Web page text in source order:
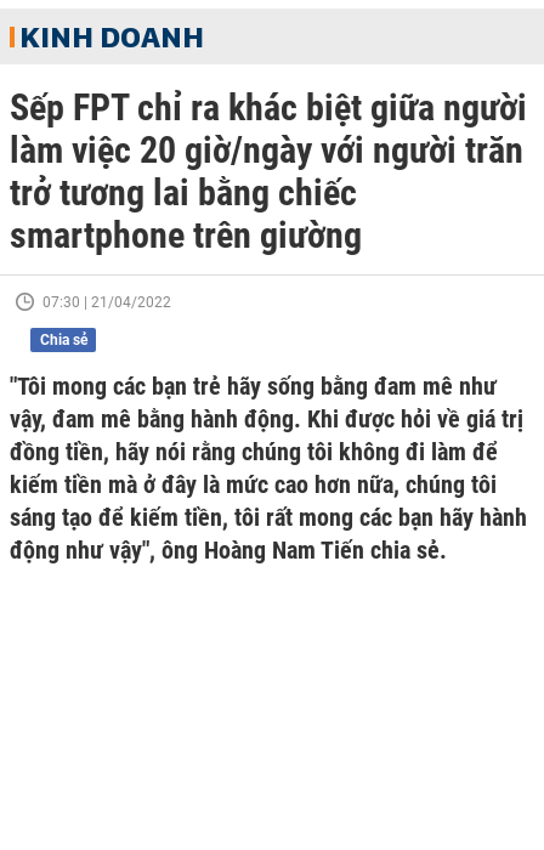
KINH DOANH
Sếp FPT chỉ ra khác biệt giữa người
làm việc 20 giờ/ngày với người trăn
trở tương lai bằng chiếc
smartphone trên giường
07:30 | 21/04/2022
Chia sẻ
"Tôi mong các bạn trẻ hãy sống bằng đam mê như
vậy, đam mê bằng hành động. Khi được hỏi về giá trị
đồng tiền, hãy nói rằng chúng tôi không đi làm để
kiếm tiền mà ở đây là mức cao hơn nữa, chúng tôi
sáng tạo để kiếm tiền, tôi rất mong các bạn hãy hành
động như vậy", ông Hoàng Nam Tiến chia sẻ.